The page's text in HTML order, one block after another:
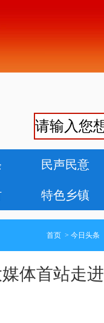
民声民意
特色乡镇
首页 > 今日头条
体首站走进